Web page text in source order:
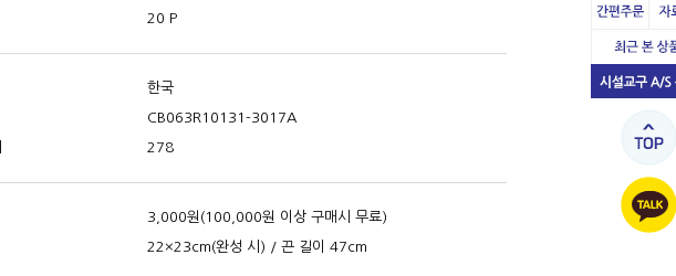
20 P
한국
CB063R10131-3017A
278
3,000원(100,000원 이상 구매시 무료)
22×23cm(완성 시) / 끈 길이 47cm